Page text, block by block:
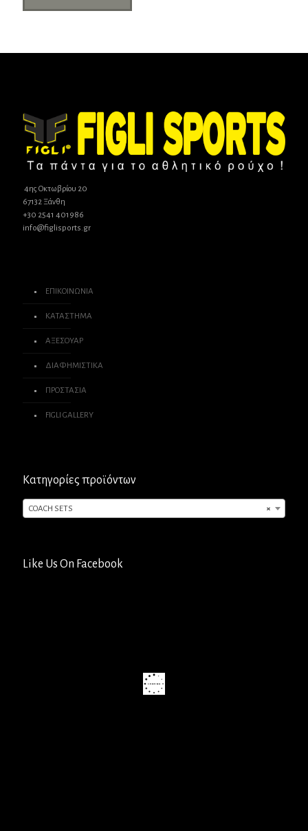
4ης Οκτωβρίου 20
67132 Ξάνθη
+30 2541 401986
info@figlisports.gr
ΕΠΙΚΟΙΝΩΝΙΑ
ΚΑΤΑΣΤΗΜΑ
ΑΞΕΣΟΥΑΡ
ΔΙΑΦΗΜΙΣΤΙΚΑ
ΠΡΟΣΤΑΣΙΑ
FIGLI GALLERY
Κατηγορίες προϊόντων
×
COACH SETS
Like Us On Facebook